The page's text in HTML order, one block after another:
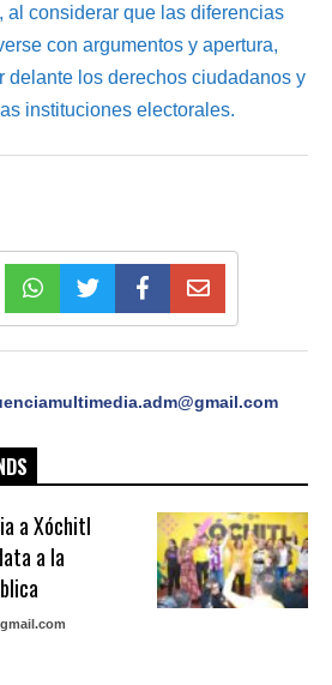
al considerar que las diferencias
con argumentos y apertura,
delante los derechos ciudadanos y
instituciones electorales.
a Xóchitl
a la